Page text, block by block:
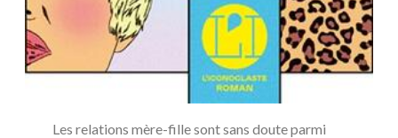
Les relations mère-fille sont sans doute parmi